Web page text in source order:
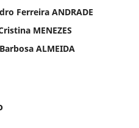
Ferreira ANDRADE
MENEZES
ALMEIDA